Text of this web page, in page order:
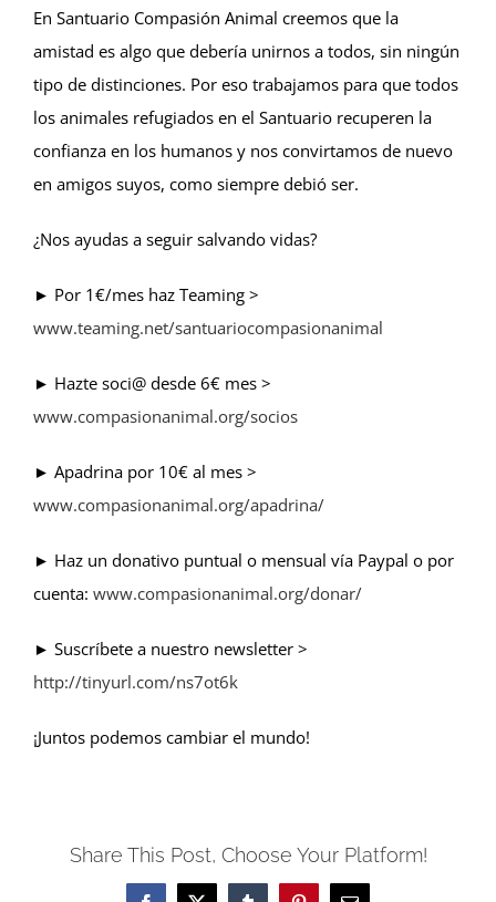
En Santuario Compasión Animal creemos que la
amistad es algo que debería unirnos a todos, sin ningún
tipo de distinciones. Por eso trabajamos para que todos
los animales refugiados en el Santuario recuperen la
confianza en los humanos y nos convirtamos de nuevo
en amigos suyos, como siempre debió ser.
¿Nos ayudas a seguir salvando vidas?
► Por 1€/mes haz Teaming >
www.teaming.net/santuariocompasionanimal
► Hazte soci@ desde 6€ mes >
www.compasionanimal.org/socios
► Apadrina por 10€ al mes >
www.compasionanimal.org/apadrina/
► Haz un donativo puntual o mensual vía Paypal o por
cuenta: www.compasionanimal.org/donar/
► Suscríbete a nuestro newsletter >
http://tinyurl.com/ns7ot6k
¡Juntos podemos cambiar el mundo!
Share This Post, Choose Your Platform!